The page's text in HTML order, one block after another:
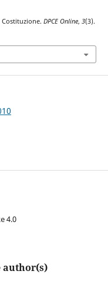
Costituzione. DPCE Online, 3(3).
4.0
author(s)